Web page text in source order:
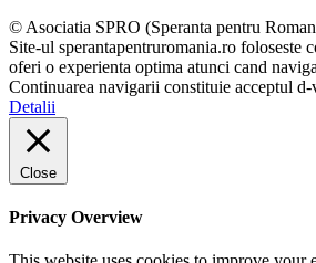
© Asociatia SPRO (Speranta pentru
Site-ul sperantapentruromania.ro foloseste
oferi o experienta optima atunci cand
Continuarea navigarii constituie acceptul d-
Detalii
Close
Privacy Overview